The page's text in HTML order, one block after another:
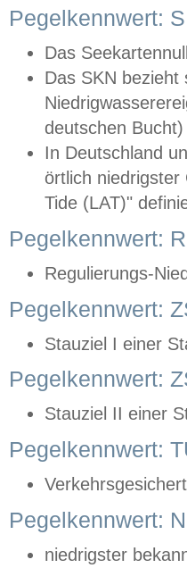
Pegelkennwert:
Das
Das SKN
deutschen
In Deutschland
örtlich
Tide (LAT)"
Pegelkennwert:
Regulierungs-
Pegelkennwert:
Stauziel I einer
Pegelkennwert:
Stauziel II einer
Pegelkennwert:
Pegelkennwert:
niedrigster